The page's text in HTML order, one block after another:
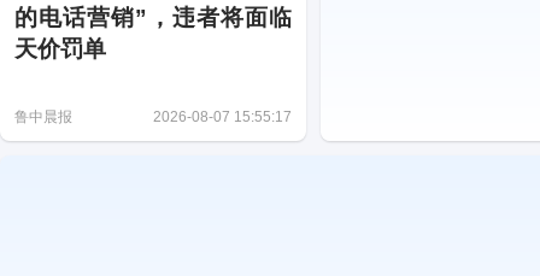
的电话营销”，违者将面临
天价罚单
鲁中晨报 2026-08-07 15:55:17